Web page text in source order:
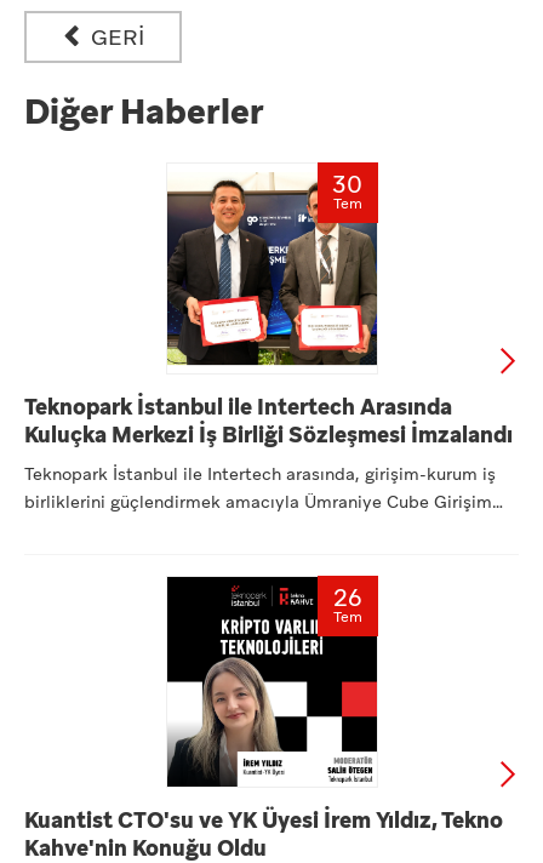
GERİ
Diğer Haberler
30
Tem
Teknopark İstanbul ile Intertech Arasında
Kuluçka Merkezi İş Birliği Sözleşmesi İmzalandı
Teknopark İstanbul ile Intertech arasında, girişim-kurum iş
birliklerini güçlendirmek amacıyla Ümraniye Cube Girişim
26
Tem
Kuantist CTO'su ve YK Üyesi İrem Yıldız, Tekno
Kahve'nin Konuğu Oldu